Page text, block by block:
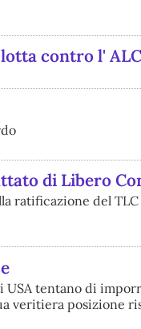
contro l'
di Libero
ratificazione del
USA tentano di
veritiera posizione